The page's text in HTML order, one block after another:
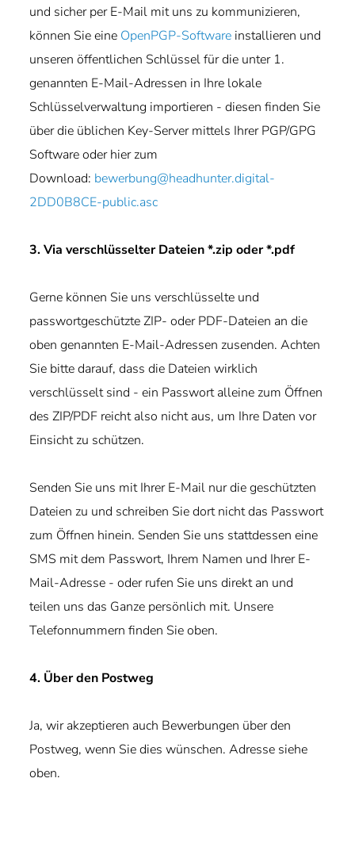
und sicher per E-Mail mit uns zu kommunizieren,
können Sie eine OpenPGP-Software installieren und
unseren öffentlichen Schlüssel für die unter 1.
genannten E-Mail-Adressen in Ihre lokale
Schlüsselverwaltung importieren - diesen finden Sie
über die üblichen Key-Server mittels Ihrer PGP/GPG
Software oder hier zum
Download: bewerbung@headhunter.digital-
2DD0B8CE-public.asc
3. Via verschlüsselter Dateien *.zip oder *.pdf
Gerne können Sie uns verschlüsselte und
passwortgeschützte ZIP- oder PDF-Dateien an die
oben genannten E-Mail-Adressen zusenden. Achten
Sie bitte darauf, dass die Dateien wirklich
verschlüsselt sind - ein Passwort alleine zum Öffnen
des ZIP/PDF reicht also nicht aus, um Ihre Daten vor
Einsicht zu schützen.
Senden Sie uns mit Ihrer E-Mail nur die geschützten
Dateien zu und schreiben Sie dort nicht das Passwort
zum Öffnen hinein. Senden Sie uns stattdessen eine
SMS mit dem Passwort, Ihrem Namen und Ihrer E-
Mail-Adresse - oder rufen Sie uns direkt an und
teilen uns das Ganze persönlich mit. Unsere
Telefonnummern finden Sie oben.
4. Über den Postweg
Ja, wir akzeptieren auch Bewerbungen über den
Postweg, wenn Sie dies wünschen. Adresse siehe
oben.